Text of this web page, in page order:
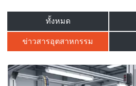
ทั้งหมด
ข่าวสารอุตสาหกรรม